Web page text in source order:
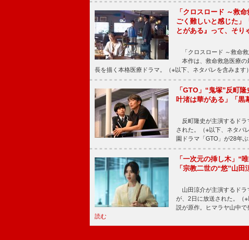
「クロスロード ～救
ごく難しいと感じた」
とがある』って、そり
「クロスロード ～救命救
本作は、救命救急医療の
長を描く本格医療ドラマ。（※以下、ネタバレを含みま
「GTO」“鬼塚”反町
叶渚は華がある」「黒
反町隆史が主演するドラ
された。（※以下、ネタ
園ドラマ「GTO」が28年
「一次元の挿し木」“
「宗教二世の“悠”山田
山田涼介が主演するドラ
が、2日に放送された。（
説が原作。ヒマラヤ山中
読む